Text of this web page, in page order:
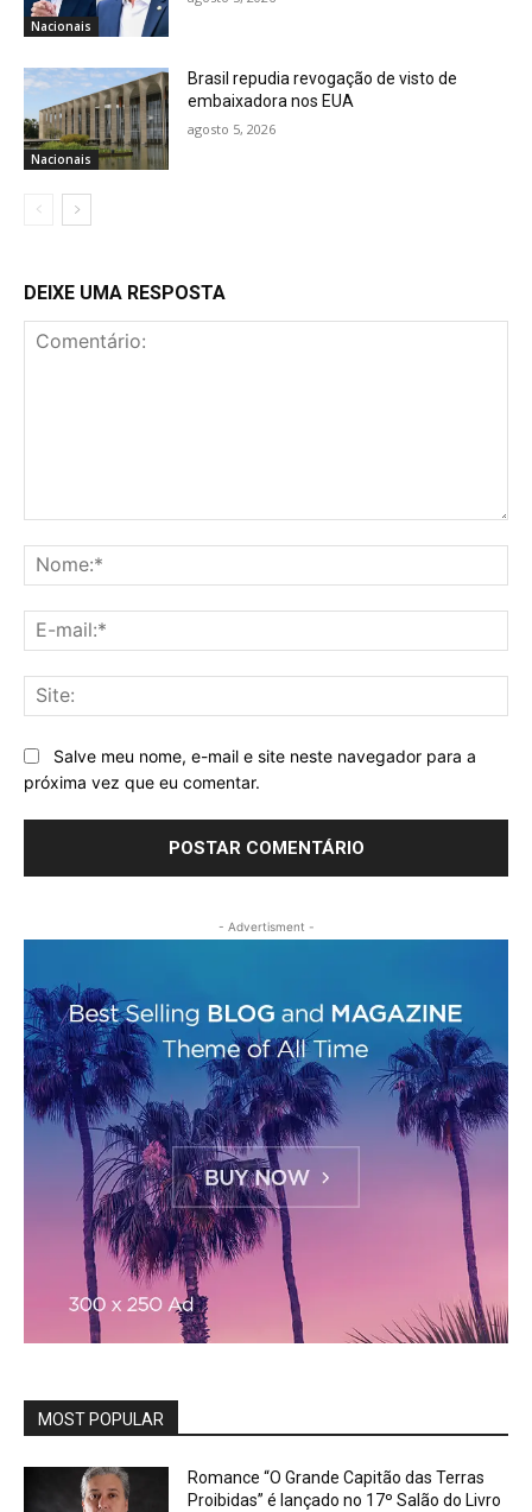
Nacionais
Nacionais
Brasil repudia revogação de visto de
embaixadora nos EUA
agosto 5, 2026
DEIXE UMA RESPOSTA
Salve meu nome, e-mail e site neste navegador para a
próxima vez que eu comentar.
- Advertisment -
MOST POPULAR
Romance “O Grande Capitão das Terras
Proibidas” é lançado no 17º Salão do Livro